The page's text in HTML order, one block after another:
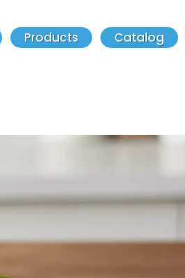
Products Catalog